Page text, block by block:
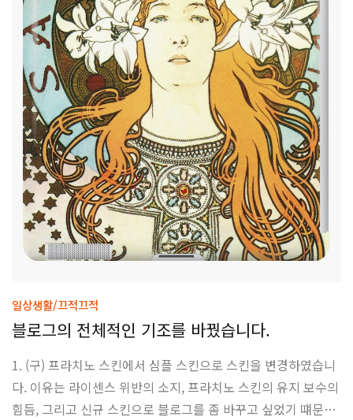
일상생활/끄적끄적
블로그의 전체적인 기조를 바꿨습니다.
1. (구) 프라치노 스킨에서 심플 스킨으로 스킨을 변경하였습니
다. 이유는 라이센스 위반의 소지, 프라치노 스킨의 유지 보수의
힘듬, 그리고 신규 스킨으로 블로그를 좀 바꾸고 싶었기 떄문이